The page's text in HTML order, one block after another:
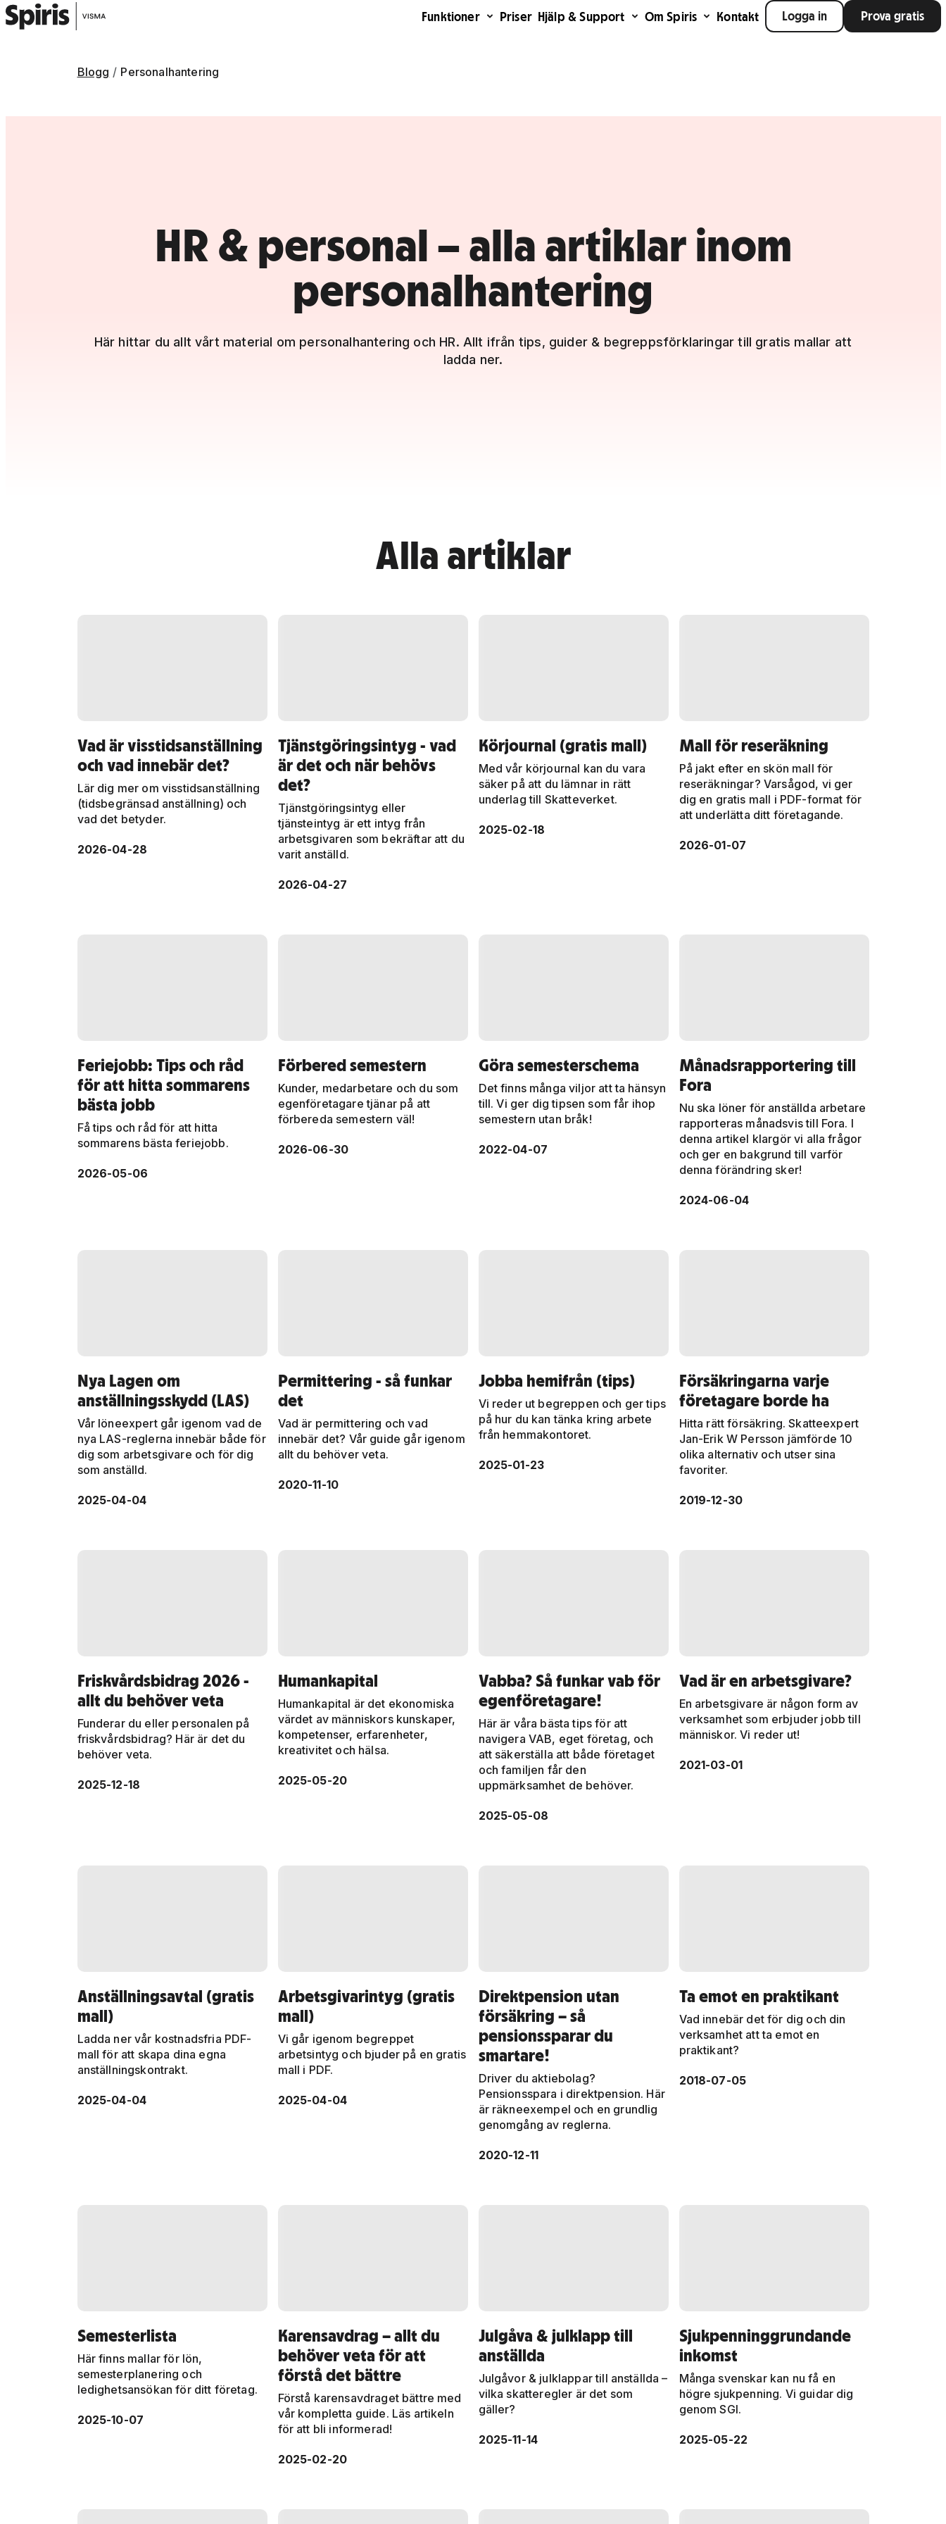
Funktioner Priser Hjälp & Support Om Spiris Kontakt Logga in Prova gratis
Blogg Personalhantering
HR & personal – alla artiklar inom
personalhantering
Här hittar du allt vårt material om personalhantering och HR. Allt ifrån tips, guider & begreppsförklaringar till gratis mallar att
ladda ner.
Alla artiklar
Vad är visstidsanställning
och vad innebär det?
Lär dig mer om visstidsanställning
(tidsbegränsad anställning) och
vad det betyder.
2026-04-28
Tjänstgöringsintyg - vad
är det och när behövs
det?
Tjänstgöringsintyg eller
tjänsteintyg är ett intyg från
arbetsgivaren som bekräftar att du
varit anställd.
2026-04-27
Körjournal (gratis mall)
Med vår körjournal kan du vara
säker på att du lämnar in rätt
underlag till Skatteverket.
2025-02-18
Mall för reseräkning
På jakt efter en skön mall för
reseräkningar? Varsågod, vi ger
dig en gratis mall i PDF-format för
att underlätta ditt företagande.
2026-01-07
Feriejobb: Tips och råd
för att hitta sommarens
bästa jobb
Få tips och råd för att hitta
sommarens bästa feriejobb.
2026-05-06
Förbered semestern
Kunder, medarbetare och du som
egenföretagare tjänar på att
förbereda semestern väl!
2026-06-30
Göra semesterschema
Det finns många viljor att ta hänsyn
till. Vi ger dig tipsen som får ihop
semestern utan bråk!
2022-04-07
Månadsrapportering till
Fora
Nu ska löner för anställda arbetare
rapporteras månadsvis till Fora. I
denna artikel klargör vi alla frågor
och ger en bakgrund till varför
denna förändring sker!
2024-06-04
Nya Lagen om
anställningsskydd (LAS)
Vår löneexpert går igenom vad de
nya LAS-reglerna innebär både för
dig som arbetsgivare och för dig
som anställd.
2025-04-04
Permittering - så funkar
det
Vad är permittering och vad
innebär det? Vår guide går igenom
allt du behöver veta.
2020-11-10
Jobba hemifrån (tips)
Vi reder ut begreppen och ger tips
på hur du kan tänka kring arbete
från hemmakontoret.
2025-01-23
Försäkringarna varje
företagare borde ha
Hitta rätt försäkring. Skatteexpert
Jan-Erik W Persson jämförde 10
olika alternativ och utser sina
favoriter.
2019-12-30
Friskvårdsbidrag 2026 -
allt du behöver veta
Funderar du eller personalen på
friskvårdsbidrag? Här är det du
behöver veta.
2025-12-18
Humankapital
Humankapital är det ekonomiska
värdet av människors kunskaper,
kompetenser, erfarenheter,
kreativitet och hälsa.
2025-05-20
Vabba? Så funkar vab för
egenföretagare!
Här är våra bästa tips för att
navigera VAB, eget företag, och
att säkerställa att både företaget
och familjen får den
uppmärksamhet de behöver.
2025-05-08
Vad är en arbetsgivare?
En arbetsgivare är någon form av
verksamhet som erbjuder jobb till
människor. Vi reder ut!
2021-03-01
Anställningsavtal (gratis
mall)
Ladda ner vår kostnadsfria PDF-
mall för att skapa dina egna
anställningskontrakt.
2025-04-04
Arbetsgivarintyg (gratis
mall)
Vi går igenom begreppet
arbetsintyg och bjuder på en gratis
mall i PDF.
2025-04-04
Direktpension utan
försäkring – så
pensionssparar du
smartare!
Driver du aktiebolag?
Pensionsspara i direktpension. Här
är räkneexempel och en grundlig
genomgång av reglerna.
2020-12-11
Ta emot en praktikant
Vad innebär det för dig och din
verksamhet att ta emot en
praktikant?
2018-07-05
Semesterlista
Här finns mallar för lön,
semesterplanering och
ledighetsansökan för ditt företag.
2025-10-07
Karensavdrag – allt du
behöver veta för att
förstå det bättre
Förstå karensavdraget bättre med
vår kompletta guide. Läs artikeln
för att bli informerad!
2025-02-20
Julgåva & julklapp till
anställda
Julgåvor & julklappar till anställda –
vilka skatteregler är det som
gäller?
2025-11-14
Sjukpenninggrundande
inkomst
Många svenskar kan nu få en
högre sjukpenning. Vi guidar dig
genom SGI.
2025-05-22